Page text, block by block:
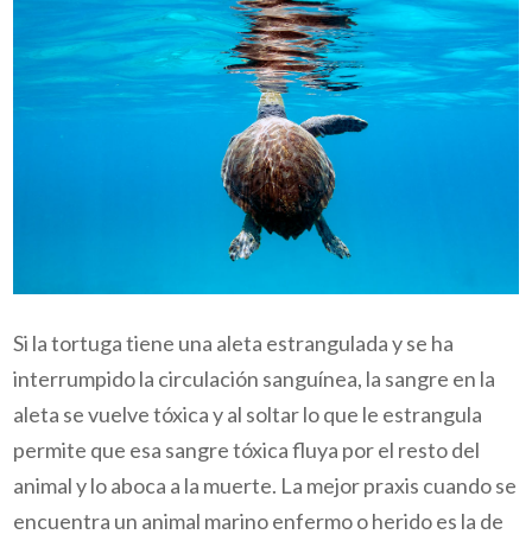
Si la tortuga tiene una aleta estrangulada y se ha
interrumpido la circulación sanguínea, la sangre en la
aleta se vuelve tóxica y al soltar lo que le estrangula
permite que esa sangre tóxica fluya por el resto del
animal y lo aboca a la muerte. La mejor praxis cuando se
encuentra un animal marino enfermo o herido es la de